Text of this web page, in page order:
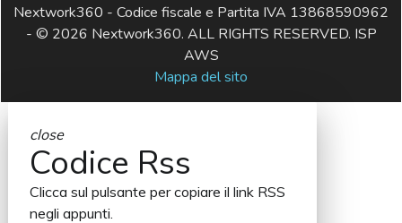
Nextwork360 - Codice fiscale e Partita IVA 13868590962
- © 2026 Nextwork360. ALL RIGHTS RESERVED. ISP
AWS
Mappa del sito
close
Codice Rss
Clicca sul pulsante per copiare il link RSS
negli appunti.